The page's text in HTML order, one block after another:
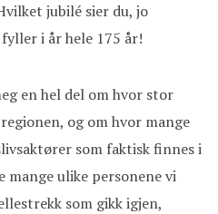
jubilé sier du, jo
i år hele 175 år!
en hel del om hvor stor
og om hvor mange
som faktisk finnes i
ulike personene vi
som gikk igjen,